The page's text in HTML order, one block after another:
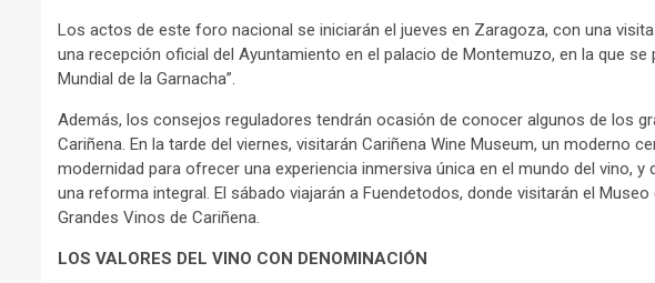
Los actos de este foro nacional se iniciarán el jueves en Zaragoza, con una
una recepción oficial del Ayuntamiento en el palacio de Montemuzo, en la que se
Mundial de la Garnacha”.
Además, los consejos reguladores tendrán ocasión de conocer algunos de los
Cariñena. En la tarde del viernes, visitarán Cariñena Wine Museum, un moderno
modernidad para ofrecer una experiencia inmersiva única en el mundo del vino,
una reforma integral. El sábado viajarán a Fuendetodos, donde visitarán el
Grandes Vinos de Cariñena.
LOS VALORES DEL VINO CON DENOMINACIÓN